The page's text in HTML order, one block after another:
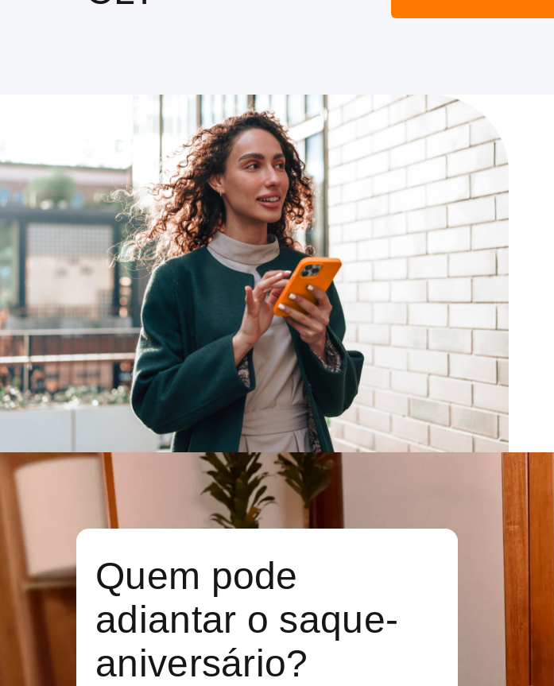
Quem pode
adiantar o saque-
aniversário?